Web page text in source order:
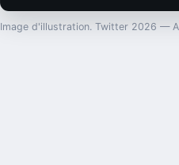
Image d'illustration. Twitter 2026 —